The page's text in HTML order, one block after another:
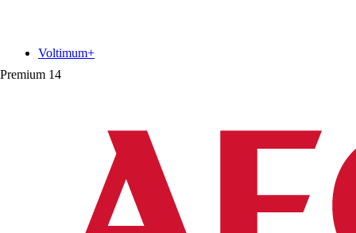
Premium 14
Voltimum+